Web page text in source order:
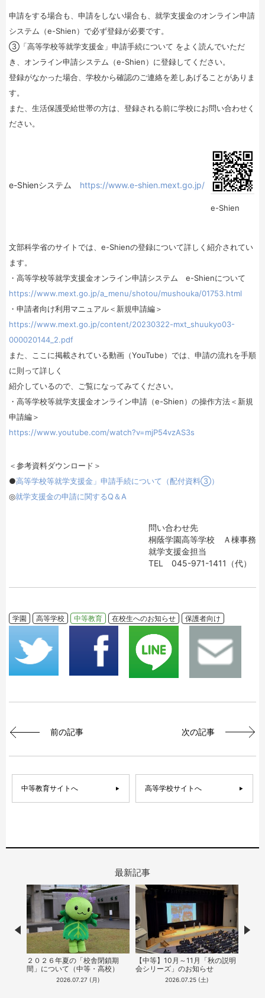
申請をする場合も、申請をしない場合も、就学支援金のオンライン申請
システム（e-Shien）で必ず登録が必要です。
③「高等学校等就学支援金」申請手続について をよく読んでいただ
き、オンライン申請システム（e-Shien）に登録してください。
登録がなかった場合、学校から確認のご連絡を差しあげることがありま
す。
また、生活保護受給世帯の方は、登録される前に学校にお問い合わせく
ださい。
e-Shienシステム https://www.e-shien.mext.go.jp/
e-Shien
文部科学省のサイトでは、e-Shienの登録について詳しく紹介されてい
ます。
・高等学校等就学支援金オンライン申請システム e-Shienについて
https://www.mext.go.jp/a_menu/shotou/mushouka/01753.html
・申請者向け利用マニュアル＜新規申請編＞
https://www.mext.go.jp/content/20230322-mxt_shuukyo03-
000020144_2.pdf
また、ここに掲載されている動画（YouTube）では、申請の流れを手順
に則って詳しく
紹介しているので、ご覧になってみてください。
・高等学校等就学支援金オンライン申請（e-Shien）の操作方法＜新規
申請編＞
https://www.youtube.com/watch?v=mjP54vzAS3s
＜参考資料ダウンロード＞
●高等学校等就学支援金」申請手続について（配付資料③）
◎就学支援金の申請に関するQ＆A
問い合わせ先
桐蔭学園高等学校 Ａ棟事務
就学支援金担当
TEL 045-971-1411（代）
学園 高等学校 中等教育 在校生へのお知らせ 保護者向け
前の記事 次の記事
中等教育サイトへ 高等学校サイトへ
最新記事
２０２６年夏の「校舎閉鎖期
間」について（中等・高校）
2026.07.27 (月)
【中等】10月～11月「秋の説明
会シリーズ」のお知らせ
2026.07.25 (土)
Prev